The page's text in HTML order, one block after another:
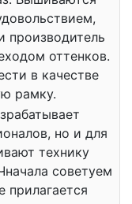
производитель
оттенков.
в качестве
рамку.
но и для
технику
советуем
прилагается